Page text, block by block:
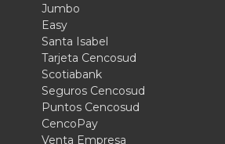
Jumbo
Easy
Santa Isabel
Tarjeta Cencosud
Scotiabank
Seguros Cencosud
Puntos Cencosud
CencoPay
Venta Empresa